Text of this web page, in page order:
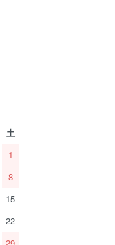
土
1
8
15
22